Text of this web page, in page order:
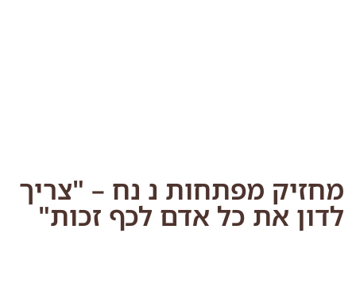
מחזיק מפתחות נ נח – "צריך
לדון את כל אדם לכף זכות"